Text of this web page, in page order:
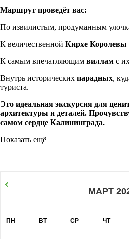
Маршрут проведёт вас:
По извилистым, продуманным
К величественной Кирхе
К самым впечатляющим виллам с
Внутрь исторических парадных,
туриста.
Это идеальная экскурсия для
архитектуры и деталей.
самом сердце Калининграда.
Показать ещё
МАРТ
ПН ВТ СР ЧТ